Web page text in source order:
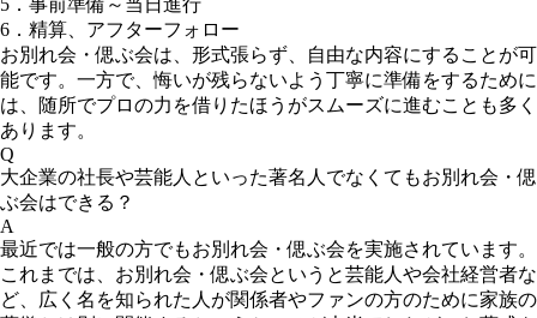
6．精算、アフターフォロー
お別れ会・偲ぶ会は、形式張らず、自由な内容にすることが可
能です。一方で、悔いが残らないよう丁寧に準備をするために
は、随所でプロの力を借りたほうがスムーズに進むことも多く
あります。
Q
大企業の社長や芸能人といった著名人でなくてもお別れ会・偲
ぶ会はできる？
A
最近では一般の方でもお別れ会・偲ぶ会を実施されています。
これまでは、お別れ会・偲ぶ会というと芸能人や会社経営者な
ど、広く名を知られた人が関係者やファンの方のために家族の